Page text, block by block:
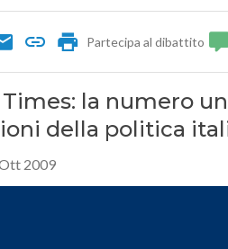
Partecipa al dibattito
la numero
della politica
2009